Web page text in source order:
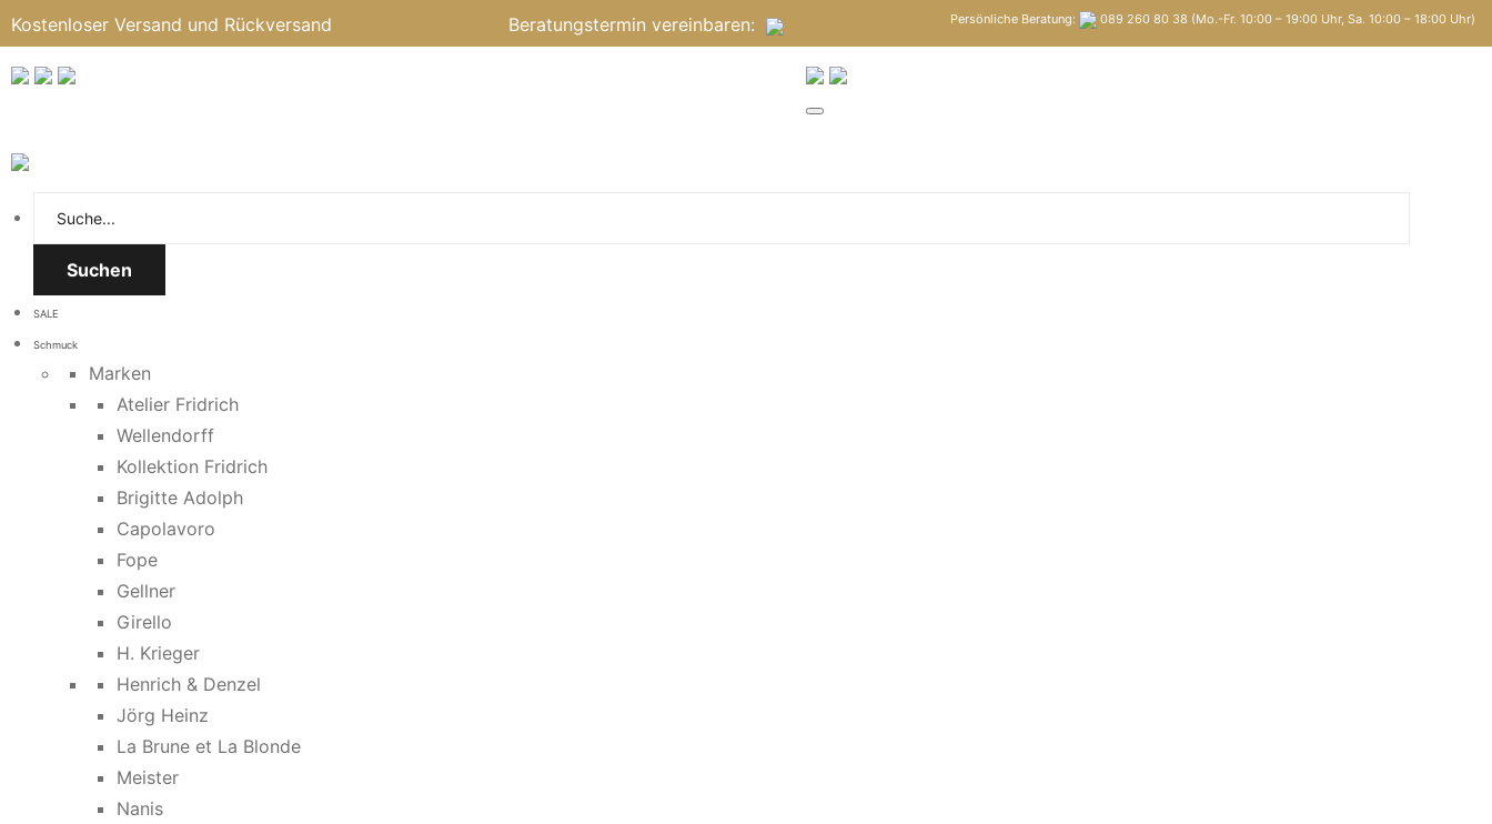
Kostenloser Versand und Rückversand Beratungstermin vereinbaren: Persönliche Beratung: 089 260 80 38 (Mo.-Fr. 10:00 – 19:00 Uhr, Sa. 10:00 – 18:00 Uhr)
Suchen
SALE
Schmuck
Marken
Atelier Fridrich
Wellendorff
Kollektion Fridrich
Brigitte Adolph
Capolavoro
Fope
Gellner
Girello
H. Krieger
Henrich & Denzel
Jörg Heinz
La Brune et La Blonde
Meister
Nanis